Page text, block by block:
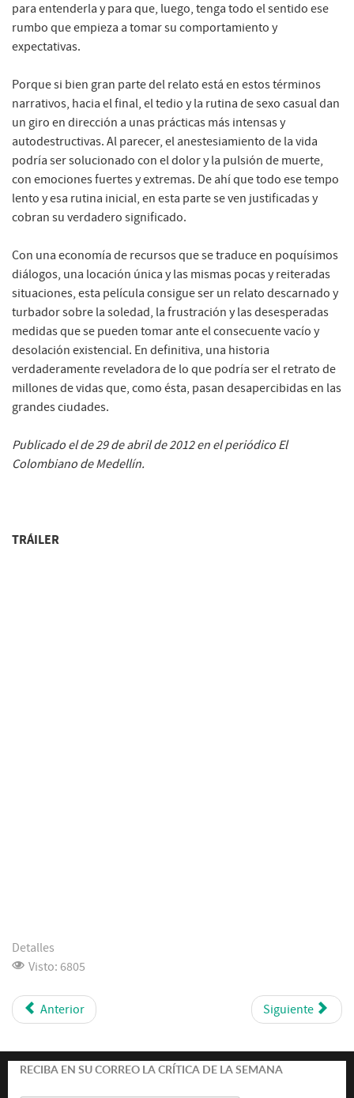
para entenderla y para que, luego, tenga todo el sentido ese
rumbo que empieza a tomar su comportamiento y
expectativas.
Porque si bien gran parte del relato está en estos términos
narrativos, hacia el final, el tedio y la rutina de sexo casual dan
un giro en dirección a unas prácticas más intensas y
autodestructivas. Al parecer, el anestesiamiento de la vida
podría ser solucionado con el dolor y la pulsión de muerte,
con emociones fuertes y extremas. De ahí que todo ese tempo
lento y esa rutina inicial, en esta parte se ven justificadas y
cobran su verdadero significado.
Con una economía de recursos que se traduce en poquísimos
diálogos, una locación única y las mismas pocas y reiteradas
situaciones, esta película consigue ser un relato descarnado y
turbador sobre la soledad, la frustración y las desesperadas
medidas que se pueden tomar ante el consecuente vacío y
desolación existencial. En definitiva, una historia
verdaderamente reveladora de lo que podría ser el retrato de
millones de vidas que, como ésta, pasan desapercibidas en las
grandes ciudades.
Publicado el de 29 de abril de 2012 en el periódico El
Colombiano de Medellín.
TRÁILER
Detalles
Visto: 6805
Anterior Siguiente
RECIBA EN SU CORREO LA CRÍTICA DE LA SEMANA